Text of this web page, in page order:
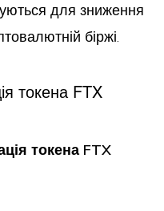
для зниження
біржі.
токена FTX
токена FTX